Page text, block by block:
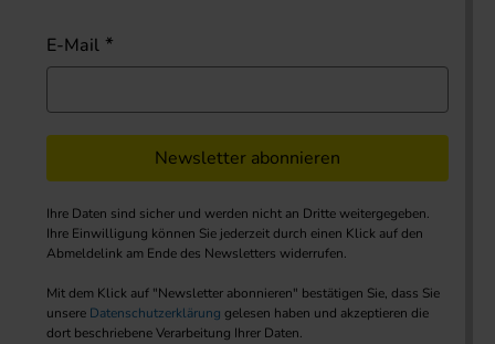
E-Mail
Newsletter abonnieren
Ihre Daten sind sicher und werden nicht an Dritte weitergegeben.
Ihre Einwilligung können Sie jederzeit durch einen Klick auf den
Abmeldelink am Ende des Newsletters widerrufen.
Mit dem Klick auf "Newsletter abonnieren" bestätigen Sie, dass Sie
unsere Datenschutzerklärung gelesen haben und akzeptieren die
dort beschriebene Verarbeitung Ihrer Daten.